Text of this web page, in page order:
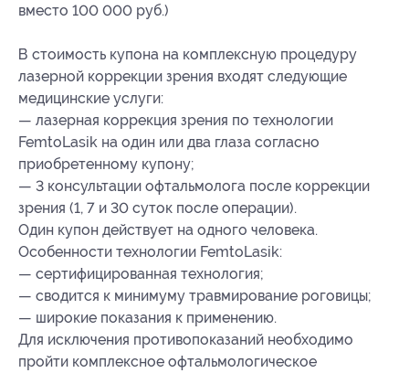
вместо 100 000 руб.)
В стоимость купона на комплексную процедуру
лазерной коррекции зрения входят следующие
медицинские услуги:
— лазерная коррекция зрения по технологии
FemtoLasik на один или два глаза согласно
приобретенному купону;
— 3 консультации офтальмолога после коррекции
зрения (1, 7 и 30 суток после операции).
Один купон действует на одного человека.
Особенности технологии FemtoLasik:
— сертифицированная технология;
— сводится к минимуму травмирование роговицы;
— широкие показания к применению.
Для исключения противопоказаний необходимо
пройти комплексное офтальмологическое